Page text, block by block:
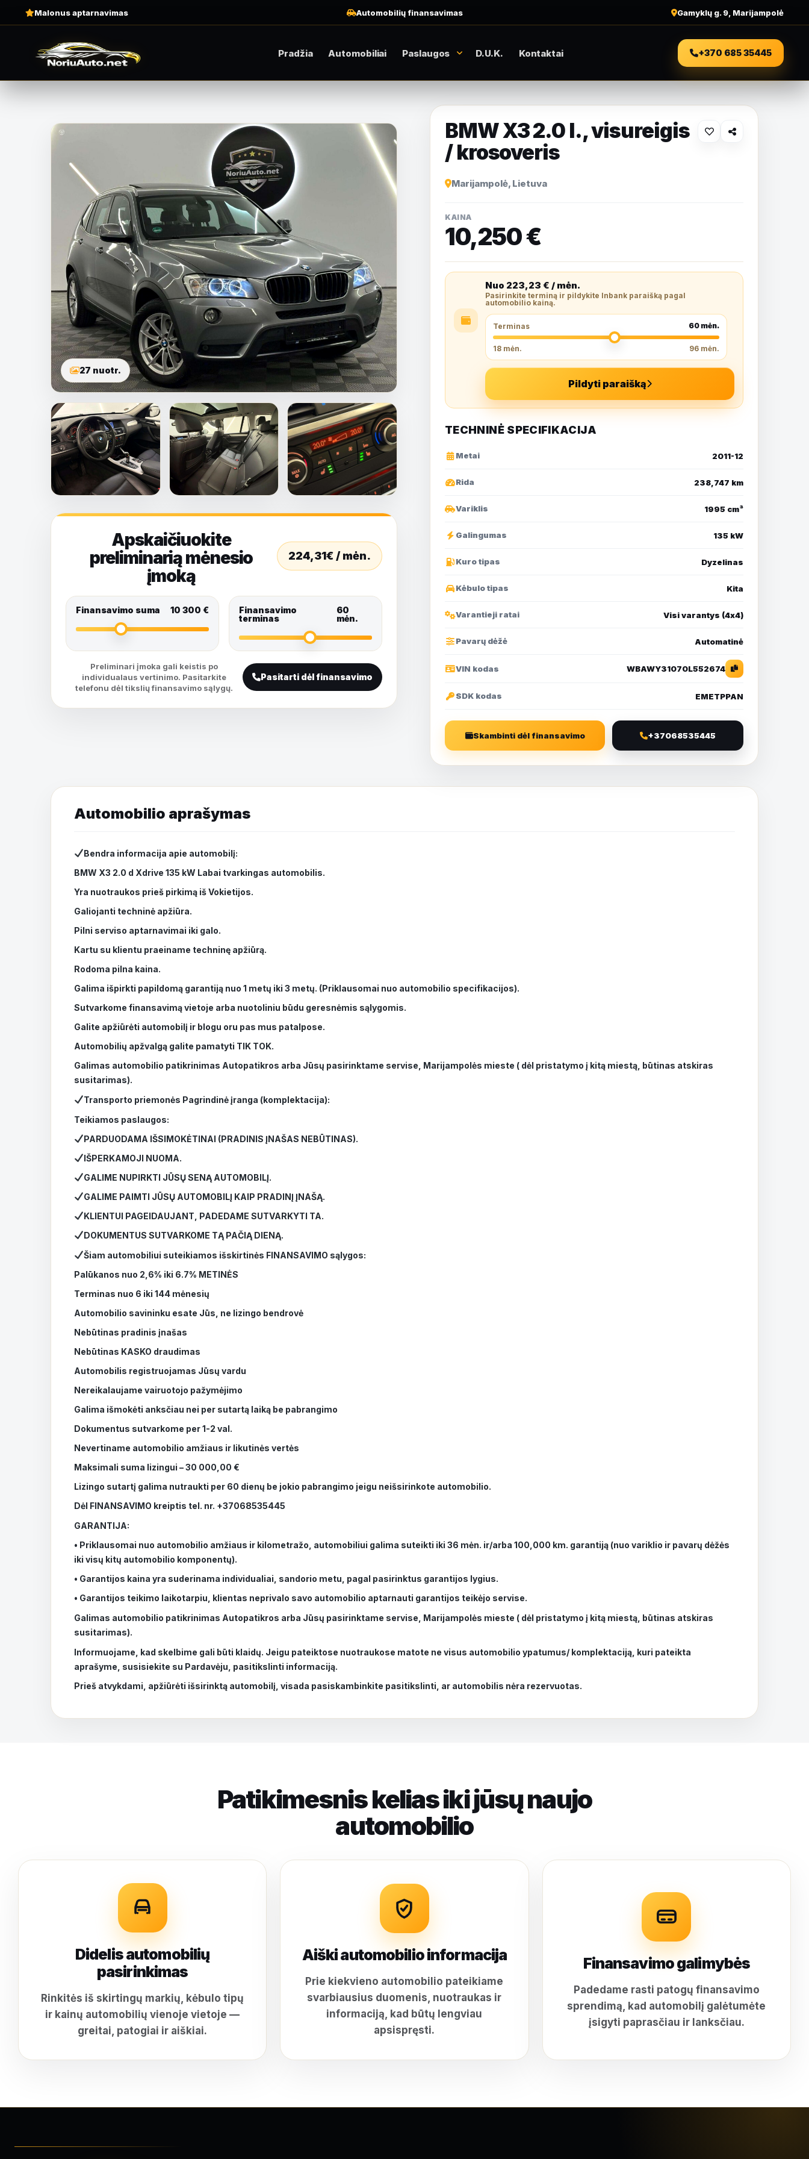
Malonus aptarnavimas Automobilių finansavimas Gamyklų g. 9, Marijampolė
Pradžia Automobiliai Paslaugos D.U.K. Kontaktai +370 685 35445
27 nuotr.
nuotraukas
Apskaičiuokite
preliminarią mėnesio
įmoką
224,31€ / mėn.
Finansavimo suma 10 300 €
Finansavimo
terminas
60
mėn.
Preliminari įmoka gali keistis po
individualaus vertinimo. Pasitarkite
telefonu dėl tikslių finansavimo sąlygų.
Pasitarti dėl finansavimo
BMW X3 2.0 l., visureigis
/ krosoveris
Marijampolė, Lietuva
KAINA
10,250 €
Nuo 223,23 € / mėn.
Pasirinkite terminą ir pildykite Inbank paraišką pagal
automobilio kainą.
Terminas 60 mėn.
18 mėn. 96 mėn.
Pildyti paraišką
TECHNINĖ SPECIFIKACIJA
Metai 2011-12
Rida 238,747 km
Variklis 1995 cm³
Galingumas 135 kW
Kuro tipas Dyzelinas
Kėbulo tipas Kita
Varantieji ratai Visi varantys (4х4)
Pavarų dėžė Automatinė
VIN kodas WBAWY31070L552674
SDK kodas EMETPPAN
Skambinti dėl finansavimo +37068535445
Bendra informacija apie automobilį:
BMW X3 2.0 d Xdrive 135 kW Labai tvarkingas automobilis.
Yra nuotraukos prieš pirkimą iš Vokietijos.
Galiojanti techninė apžiūra.
Pilni serviso aptarnavimai iki galo.
Kartu su klientu praeiname techninę apžiūrą.
Rodoma pilna kaina.
Galima išpirkti papildomą garantiją nuo 1 metų iki 3 metų. (Priklausomai nuo automobilio specifikacijos).
Sutvarkome finansavimą vietoje arba nuotoliniu būdu geresnėmis sąlygomis.
Galite apžiūrėti automobilį ir blogu oru pas mus patalpose.
Automobilių apžvalgą galite pamatyti TIK TOK.
Galimas automobilio patikrinimas Autopatikros arba Jūsų pasirinktame servise, Marijampolės mieste ( dėl pristatymo į kitą miestą, būtinas atskiras
susitarimas).
Transporto priemonės Pagrindinė įranga (komplektacija):
Teikiamos paslaugos:
PARDUODAMA IŠSIMOKĖTINAI (PRADINIS ĮNAŠAS NEBŪTINAS).
IŠPERKAMOJI NUOMA.
GALIME NUPIRKTI JŪSŲ SENĄ AUTOMOBILĮ.
GALIME PAIMTI JŪSŲ AUTOMOBILĮ KAIP PRADINĮ ĮNAŠĄ.
KLIENTUI PAGEIDAUJANT, PADEDAME SUTVARKYTI TA.
DOKUMENTUS SUTVARKOME TĄ PAČIĄ DIENĄ.
Šiam automobiliui suteikiamos išskirtinės FINANSAVIMO sąlygos:
Palūkanos nuo 2,6% iki 6.7% METINĖS
Terminas nuo 6 iki 144 mėnesių
Automobilio savininku esate Jūs, ne lizingo bendrovė
Nebūtinas pradinis įnašas
Nebūtinas KASKO draudimas
Automobilis registruojamas Jūsų vardu
Nereikalaujame vairuotojo pažymėjimo
Galima išmokėti anksčiau nei per sutartą laiką be pabrangimo
Dokumentus sutvarkome per 1-2 val.
Nevertiname automobilio amžiaus ir likutinės vertės
Maksimali suma lizingui – 30 000,00 €
Lizingo sutartį galima nutraukti per 60 dienų be jokio pabrangimo jeigu neišsirinkote automobilio.
Dėl FINANSAVIMO kreiptis tel. nr. +37068535445
GARANTIJA:
• Priklausomai nuo automobilio amžiaus ir kilometražo, automobiliui galima suteikti iki 36 mėn. ir/arba 100,000 km. garantiją (nuo variklio ir pavarų dėžės
iki visų kitų automobilio komponentų).
• Garantijos kaina yra suderinama individualiai, sandorio metu, pagal pasirinktus garantijos lygius.
• Garantijos teikimo laikotarpiu, klientas neprivalo savo automobilio aptarnauti garantijos teikėjo servise.
Galimas automobilio patikrinimas Autopatikros arba Jūsų pasirinktame servise, Marijampolės mieste ( dėl pristatymo į kitą miestą, būtinas atskiras
susitarimas).
Informuojame, kad skelbime gali būti klaidų. Jeigu pateiktose nuotraukose matote ne visus automobilio ypatumus/ komplektaciją, kuri pateikta
aprašyme, susisiekite su Pardavėju, pasitikslinti informaciją.
Prieš atvykdami, apžiūrėti išsirinktą automobilį, visada pasiskambinkite pasitikslinti, ar automobilis nėra rezervuotas.
Patikimesnis kelias iki jūsų naujo
automobilio
Didelis automobilių
pasirinkimas
Rinkitės iš skirtingų markių, kėbulo tipų
ir kainų automobilių vienoje vietoje —
greitai, patogiai ir aiškiai.
Aiški automobilio informacija
Prie kiekvieno automobilio pateikiame
svarbiausius duomenis, nuotraukas ir
informaciją, kad būtų lengviau
apsispręsti.
Finansavimo galimybės
Padedame rasti patogų finansavimo
sprendimą, kad automobilį galėtumėte
įsigyti paprasčiau ir lanksčiau.